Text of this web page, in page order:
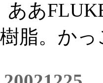
ああ
樹脂。か